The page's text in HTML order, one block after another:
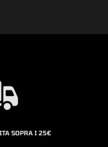
SOPRA I 25€